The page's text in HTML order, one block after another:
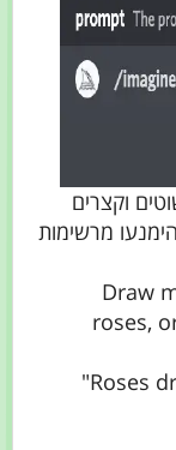
וקצרים
מרשימות
:
roses,